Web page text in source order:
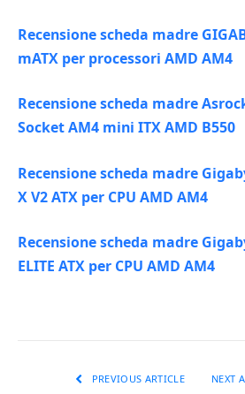
Recensione scheda madre
mATX per processori AMD AM4
Recensione scheda madre
Socket AM4 mini ITX AMD B550
Recensione scheda madre
X V2 ATX per CPU AMD AM4
Recensione scheda madre
ELITE ATX per CPU AMD AM4
PREVIOUS ARTICLE NEXT